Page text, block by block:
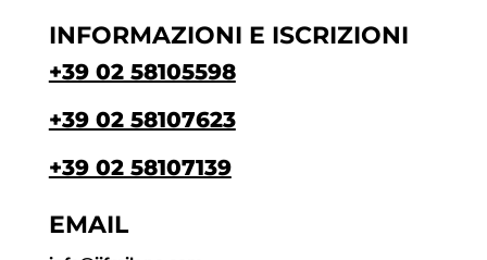
INFORMAZIONI E ISCRIZIONI
+39 02 58105598
+39 02 58107623
+39 02 58107139
EMAIL